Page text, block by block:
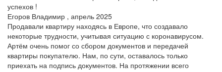
успехов !
Егоров Владимир , апрель 2025
Продавали квартиру находясь в Европе, что создавало
некоторые трудности, учитывая ситуацию с коронавирусом.
Артём очень помог со сбором документов и передачей
квартиры покупателю. Нам, по сути, оставалось только
приехать на подпись документов. На протяжении всего